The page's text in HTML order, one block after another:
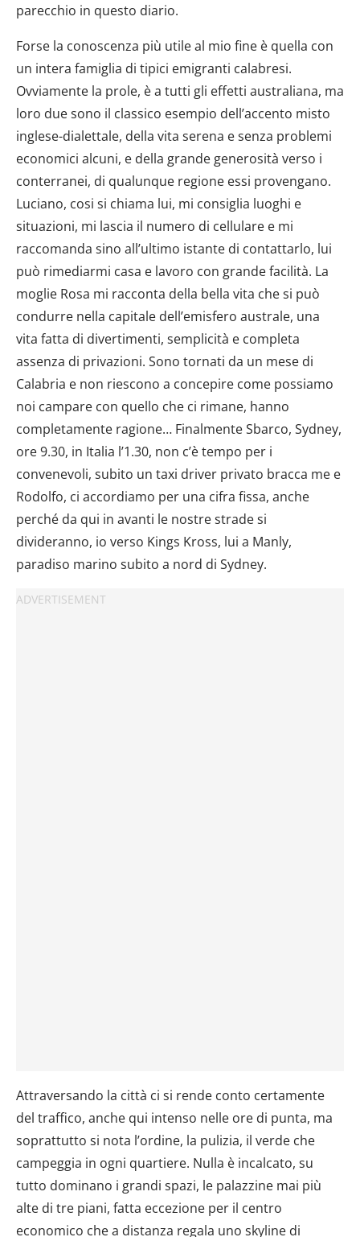
parecchio in questo diario.
Forse la conoscenza più utile al mio fine è quella con
un intera famiglia di tipici emigranti calabresi.
Ovviamente la prole, è a tutti gli effetti australiana, ma
loro due sono il classico esempio dell’accento misto
inglese-dialettale, della vita serena e senza problemi
economici alcuni, e della grande generosità verso i
conterranei, di qualunque regione essi provengano.
Luciano, cosi si chiama lui, mi consiglia luoghi e
situazioni, mi lascia il numero di cellulare e mi
raccomanda sino all’ultimo istante di contattarlo, lui
può rimediarmi casa e lavoro con grande facilità. La
moglie Rosa mi racconta della bella vita che si può
condurre nella capitale dell’emisfero australe, una
vita fatta di divertimenti, semplicità e completa
assenza di privazioni. Sono tornati da un mese di
Calabria e non riescono a concepire come possiamo
noi campare con quello che ci rimane, hanno
completamente ragione… Finalmente Sbarco, Sydney,
ore 9.30, in Italia l’1.30, non c’è tempo per i
convenevoli, subito un taxi driver privato bracca me e
Rodolfo, ci accordiamo per una cifra fissa, anche
perché da qui in avanti le nostre strade si
divideranno, io verso Kings Kross, lui a Manly,
paradiso marino subito a nord di Sydney.
Attraversando la città ci si rende conto certamente
del traffico, anche qui intenso nelle ore di punta, ma
soprattutto si nota l’ordine, la pulizia, il verde che
campeggia in ogni quartiere. Nulla è incalcato, su
tutto dominano i grandi spazi, le palazzine mai più
alte di tre piani, fatta eccezione per il centro
economico che a distanza regala uno skyline di